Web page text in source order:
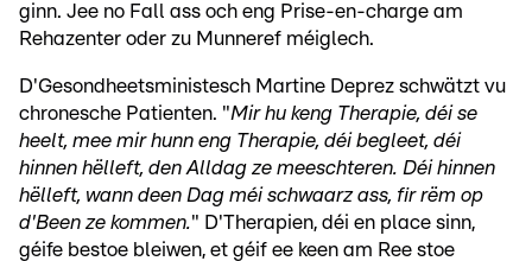
ginn. Jee no Fall ass och eng Prise-en-charge am
Rehazenter oder zu Munneref méiglech.
D'Gesondheetsministesch Martine Deprez schwätzt vu
chronesche Patienten. "Mir hu keng Therapie, déi se
heelt, mee mir hunn eng Therapie, déi begleet, déi
hinnen hëlleft, den Alldag ze meeschteren. Déi hinnen
hëlleft, wann deen Dag méi schwaarz ass, fir rëm op
d'Been ze kommen." D'Therapien, déi en place sinn,
géife bestoe bleiwen, et géif ee keen am Ree stoe